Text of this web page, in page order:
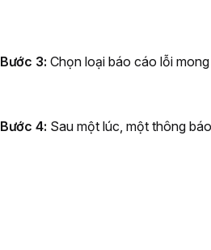
Bước 3: Chọn loại báo cáo lỗi
Bước 4: Sau một lúc, một thông